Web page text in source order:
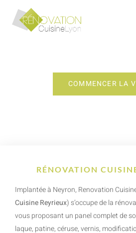
COMMENCER LA
RÉNOVATION
Implantée à Neyron, Renovation
Cuisine Reyrieux) s’occupe de la
vous proposant un panel complet de
laque, patine, céruse, vernis,